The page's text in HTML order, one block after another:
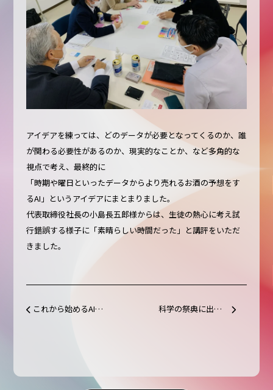
アイデアを練っては、どのデータが必要となってくるのか、誰
が関わる必要性があるのか、現実的なことか、など多角的な
視点で考え、最終的に
「時期や曜日といったデータからより売れるお酒の予想をす
るAI」というアイデアにまとまりました。
代表取締役社長の小島長五郎様からは、生徒の熱心に考え試
行錯誤する様子に「素晴らしい時間だった」と講評をいただ
きました。
これから始めるAIの勉強法 科学の祭典に出展しました！